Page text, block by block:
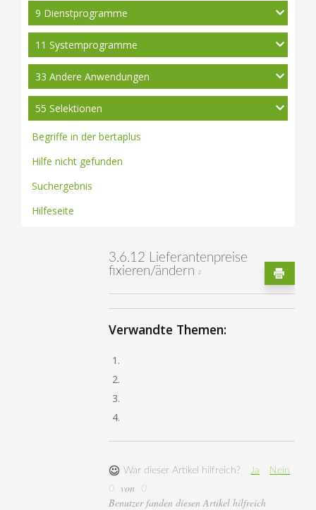
9 Dienstprogramme
11 Systemprogramme
33 Andere Anwendungen
55 Selektionen
Begriffe in der bertaplus
Hilfe nicht gefunden
Suchergebnis
Hilfeseite
3.6.12 Lieferantenpreise
fixieren/ändern #
Verwandte Themen:
War dieser Artikel hilfreich? Ja
Nein
0
von 0
Benutzer fanden diesen Artikel hilfreich